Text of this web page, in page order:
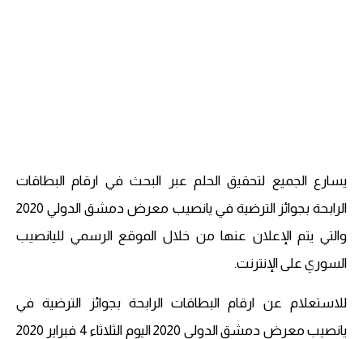
يسارع الجميع لتحقيق الحلم عبر البحث في ارقام البطاقات
الرابحة بجوائز الترضية في يانصيب معرض دمشق الدولي 2020
والتي يتم الإعلان عنها من خلال الموقع الرسمي لليانصيب
السوري على الإنترنت.
للاستعلام عن ارقام البطاقات الرابحة بجوائز الترضية في
يانصيب معرض دمشق الدولي 2020 اليوم الثلاثاء 4 فبراير 2020